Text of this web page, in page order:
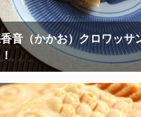
香音（かかお）クロワッサ